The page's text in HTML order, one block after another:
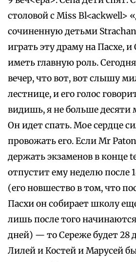
столовой с Miss Bl<ackwell>
сочиненную детьми
играть эту драму на Пасхе,
иметь главную роль.
вечер, что вот, вот слышу
лестнице, и его голос
видишь, я не больше десяти
Он идет спать. Мое сердце
провожать его. Если Mr
держать экзаменов в конце
отпустит ему неделю после
(его новшество в том, что
Пасхи он собирает школу
лишь после того
дней) — то Сереже будет 28
Лилей и Костей и Марусей